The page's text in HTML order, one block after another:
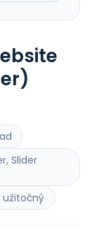
Slider
užitočný